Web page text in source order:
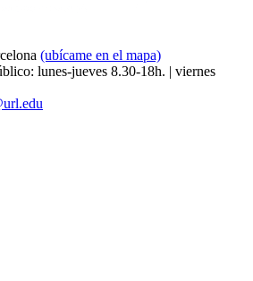
(ubícame en el mapa)
lunes-jueves 8.30-18h. | viernes